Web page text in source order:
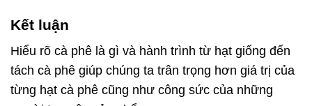
Kết luận
Hiểu rõ cà phê là gì và hành trình từ hạt giống đến
tách cà phê giúp chúng ta trân trọng hơn giá trị của
từng hạt cà phê cũng như công sức của những